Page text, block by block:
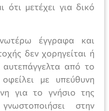
ότι μετέχει για δικό
έγγραφα και
δεν χορηγείται ή
αυτεπάγγελτα από το
με υπεύθυνη
για το γνήσιο της
στην